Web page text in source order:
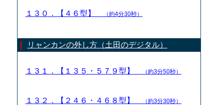
１３０．【４６型】 （約4分30秒）
リャンカンの外し方（土田のデジタル）
１３１．【１３５・５７９型】 （約3分50秒）
１３２．【２４６・４６８型】 （約3分30秒）